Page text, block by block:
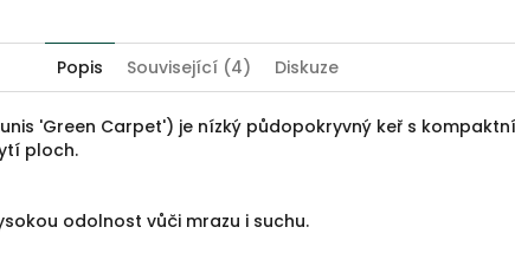
Popis Související (4) Diskuze
'Green Carpet') je nízký půdopokryvný keř s
ploch.
odolnost vůči mrazu i suchu.